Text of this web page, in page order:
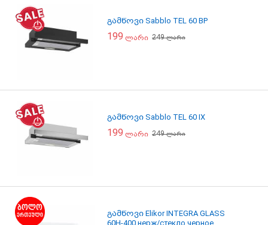
გამწოვი Sabblo TEL 60 BP
199 ლარი 249ლარი
გამწოვი Sabblo TEL 60 IX
199 ლარი 249ლარი
გამწოვი Elikor INTEGRA GLASS
60Н-400 нерж/стекло черное